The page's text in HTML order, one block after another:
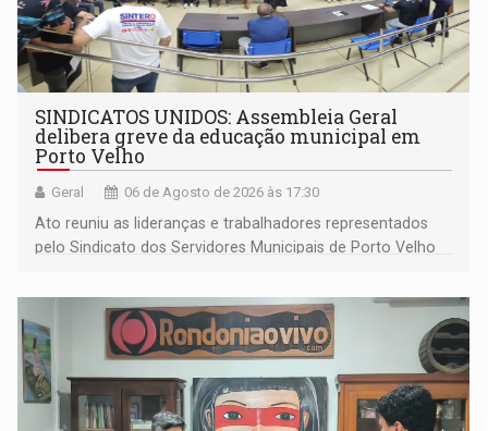
SINDICATOS UNIDOS: Assembleia Geral
delibera greve da educação municipal em
Porto Velho
Geral 06 de Agosto de 2026 às 17:30
Ato reuniu as lideranças e trabalhadores representados
pelo Sindicato dos Servidores Municipais de Porto Velho